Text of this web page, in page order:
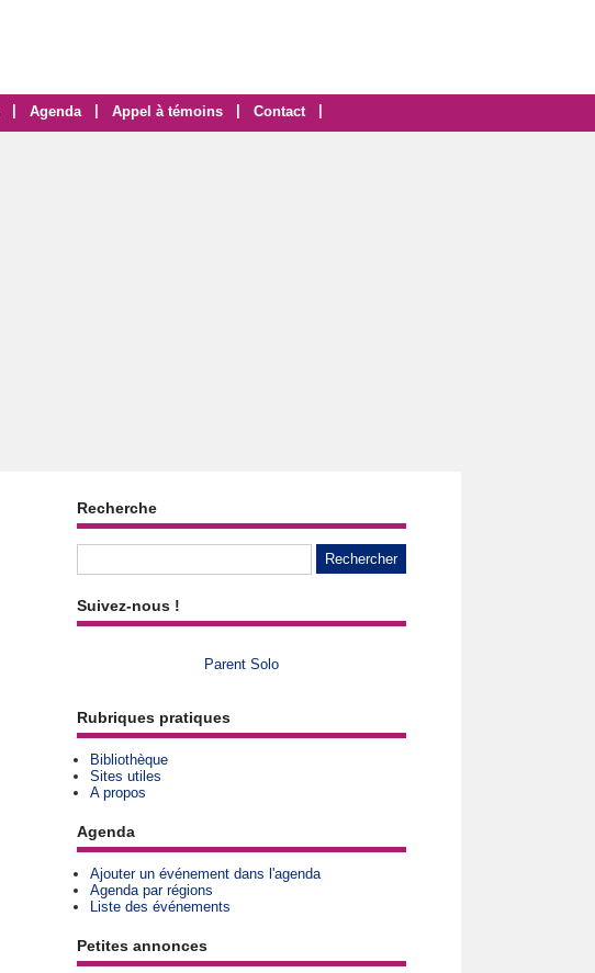
Agenda Appel à témoins Contact
Recherche
Suivez-nous !
Parent Solo
Rubriques pratiques
Bibliothèque
Sites utiles
A propos
Agenda
Ajouter un événement dans l'agenda
Agenda par régions
Liste des événements
Petites annonces